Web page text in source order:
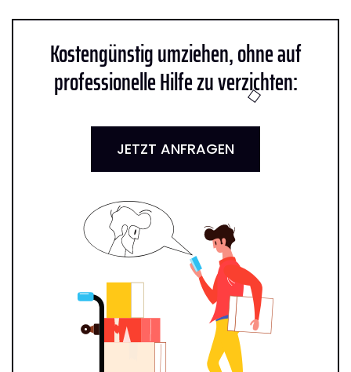
Kostengünstig umziehen, ohne auf
professionelle Hilfe zu verzichten:
JETZT ANFRAGEN